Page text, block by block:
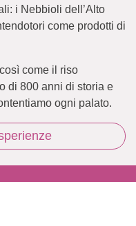
i Nebbioli dell’Alto
come prodotti di
come il riso
di 800 anni di storia e
ogni palato.